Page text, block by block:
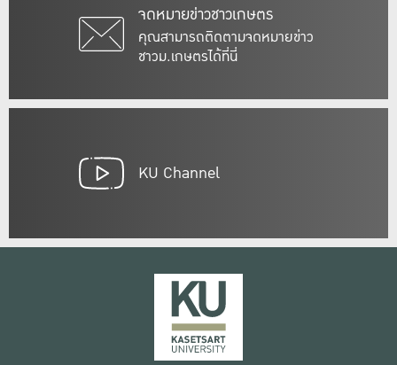
จดหมายข่าวชาวเกษตร
คุณสามารถติดตามจดหมายข่าว
ชาวม.เกษตรได้ที่นี่
KU Channel